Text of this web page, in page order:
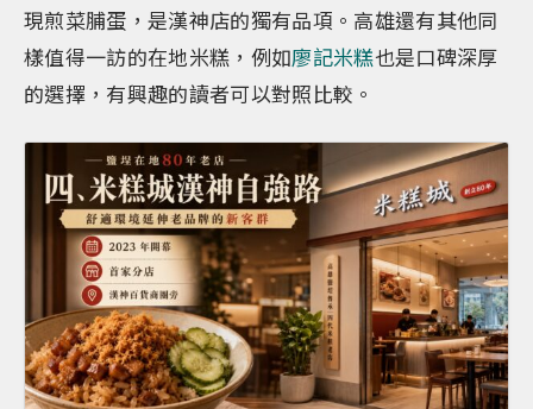
現煎菜脯蛋，是漢神店的獨有品項。高雄還有其他同
樣值得一訪的在地米糕，例如廖記米糕也是口碑深厚
的選擇，有興趣的讀者可以對照比較。